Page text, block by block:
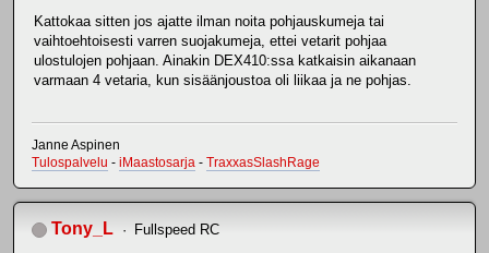
Kattokaa sitten jos ajatte ilman noita pohjauskumeja tai
vaihtoehtoisesti varren suojakumeja, ettei vetarit pohjaa
ulostulojen pohjaan. Ainakin DEX410:ssa katkaisin aikanaan
varmaan 4 vetaria, kun sisäänjoustoa oli liikaa ja ne pohjas.
Janne Aspinen
Tulospalvelu - iMaastosarja - TraxxasSlashRage
Tony_L Fullspeed RC